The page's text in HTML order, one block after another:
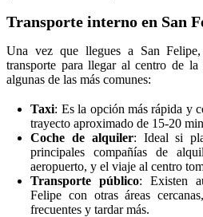
Transporte interno en San
Una vez que llegues a San
transporte para llegar al centro de
algunas de las más comunes:
Taxi: Es la opción más rápida y
trayecto aproximado de 15-20
Coche de alquiler: Ideal si
principales compañías de
aeropuerto, y el viaje al centro
Transporte público: Existen
Felipe con otras áreas
frecuentes y tardar más.